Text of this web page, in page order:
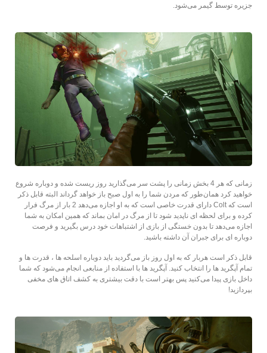
جزیره توسط گیمر می‌شود.
زمانی که هر 4 بخش زمانی را پشت سر می‌گذارید روز ریست شده و دوباره شروع
خواهید کرد همان‌طور که مردن شما را به اول صبح باز خواهد گرداند البته قابل ذکر
است که Colt دارای قدرت خاصی است که به او اجازه می‌دهد 2 بار از مرگ فرار
کرده و برای لحظه ای ناپدید شود تا از مرگ در امان بماند که همین امکان به شما
اجازه می‌دهد تا بدون خستگی از بازی از اشتباهات خود درس بگیرید و فرصت
دوباره ای برای جبران آن داشته باشید.
قابل ذکر است هربار که به اول روز باز می‌گردید باید دوباره اسلحه ها ، قدرت ها و
تمام آپگرید ها را انتخاب کنید. آپگرید ها با استفاده از منابعی انجام می‌شود که شما
داخل بازی پیدا می‌کنید پس بهتر است با دقت بیشتری به کشف اتاق های مخفی
بپردازید!